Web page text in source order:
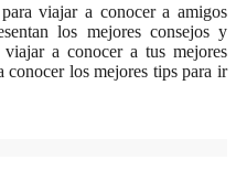
viajar a conocer a amigos
los mejores consejos y
viajar a conocer a tus mejores
conocer los mejores tips para ir